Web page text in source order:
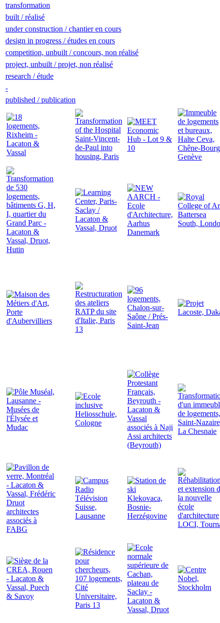
transformation
built / réalisé
under construction / chantier en cours
design in progress / études en cours
competition, unbuilt / concours, non réalisé
project, unbuilt / projet, non réalisé
research / étude
-
published / publication